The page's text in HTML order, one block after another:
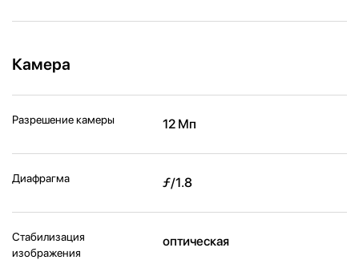
Камера
Разрешение камеры 12 Мп
Диафрагма ƒ/1.8
Стабилизация
изображения
оптическая